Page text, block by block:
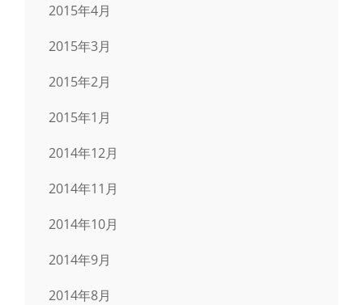
2015年4月
2015年3月
2015年2月
2015年1月
2014年12月
2014年11月
2014年10月
2014年9月
2014年8月